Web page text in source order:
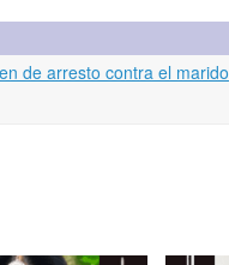
de arresto contra el marido